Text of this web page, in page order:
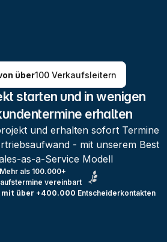
über100 Verkaufsleitern
starten und in wenigen
erhalten
und erhalten sofort Termine
- mit unserem Best
as-a-Service Modell
Mehr als 100.000+
vereinbart
mit über +400.000 Entscheiderkontakten